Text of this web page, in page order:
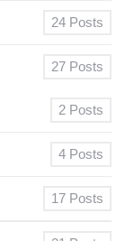
24 Posts
27 Posts
2 Posts
4 Posts
17 Posts